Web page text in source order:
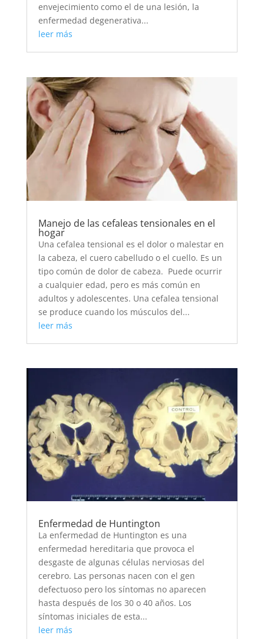
envejecimiento como el de una lesión, la
enfermedad degenerativa...
leer más
Manejo de las cefaleas tensionales en el
hogar
Una cefalea tensional es el dolor o malestar en
la cabeza, el cuero cabelludo o el cuello. Es un
tipo común de dolor de cabeza. Puede ocurrir
a cualquier edad, pero es más común en
adultos y adolescentes. Una cefalea tensional
se produce cuando los músculos del...
leer más
Enfermedad de Huntington
La enfermedad de Huntington es una
enfermedad hereditaria que provoca el
desgaste de algunas células nerviosas del
cerebro. Las personas nacen con el gen
defectuoso pero los síntomas no aparecen
hasta después de los 30 o 40 años. Los
síntomas iniciales de esta...
leer más